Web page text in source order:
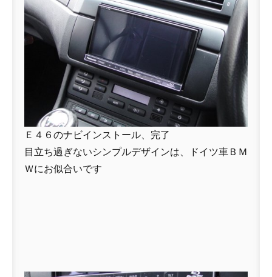
Ｅ４６のナビインストール、完了
目立ち過ぎないシンプルデザインは、ドイツ車ＢＭ
Ｗにお似合いです